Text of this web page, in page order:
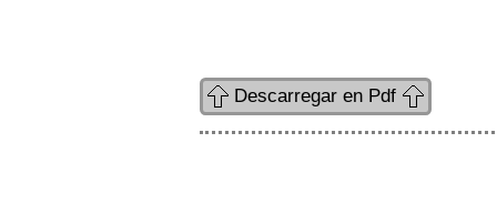
Descarregar en Pdf